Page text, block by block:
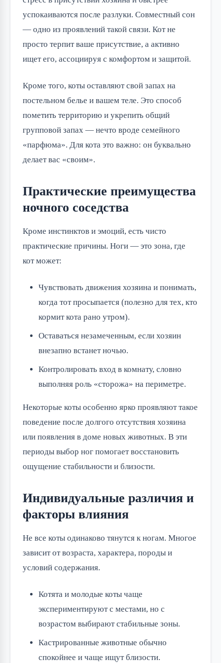
успокаиваются после разлуки. Совместный сон
— одно из проявлений такой связи. Кот не
просто терпит ваше присутствие, а активно
ищет его, ассоциируя с комфортом и защитой.
Кроме того, коты оставляют свой запах на
постельном белье и вашем теле. Это способ
пометить территорию и укрепить общий
групповой запах — нечто вроде семейного
«парфюма». Для кота это важно: он буквально
делает вас «своим».
Практические преимущества
ночного соседства
Кроме инстинктов и эмоций, есть чисто
практические причины. Ноги — это зона, где
кот может:
Чувствовать движения хозяина и понимать,
когда тот просыпается (полезно для тех, кто
кормит кота рано утром).
Оставаться незамеченным, если хозяин
внезапно встанет ночью.
Контролировать вход в комнату, словно
выполняя роль «сторожа» на периметре.
Некоторые коты особенно ярко проявляют такое
поведение после долгого отсутствия хозяина
или появления в доме новых животных. В эти
периоды выбор ног помогает восстановить
ощущение стабильности и близости.
Индивидуальные различия и
факторы влияния
Не все коты одинаково тянутся к ногам. Многое
зависит от возраста, характера, породы и
условий содержания.
Котята и молодые коты чаще
экспериментируют с местами, но с
возрастом выбирают стабильные зоны.
Кастрированные животные обычно
спокойнее и чаще ищут близости.